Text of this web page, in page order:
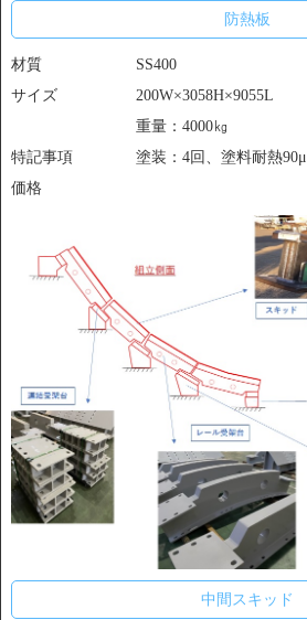
防熱板
材質
SS400
サイズ
200W×3058H×9055L
重量：4000㎏
特記事項
塗装：4回、塗料耐熱90μ
価格
中間スキッド